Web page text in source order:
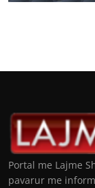
Portal me Lajme
pavarur me